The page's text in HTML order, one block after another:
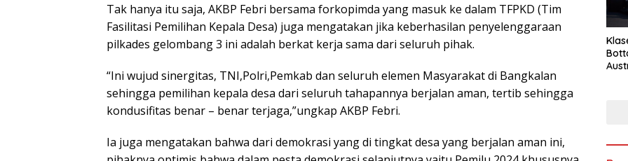
Tak hanya itu saja, AKBP Febri bersama forkopimda yang masuk ke dalam TFPKD (Tim
Fasilitasi Pemilihan Kepala Desa) juga mengatakan jika keberhasilan penyelenggaraan
pilkades gelombang 3 ini adalah berkat kerja sama dari seluruh pihak.
“Ini wujud sinergitas, TNI,Polri,Pemkab dan seluruh elemen Masyarakat di Bangkalan
sehingga pemilihan kepala desa dari seluruh tahapannya berjalan aman, tertib sehingga
kondusifitas benar – benar terjaga,”ungkap AKBP Febri.
Ia juga mengatakan bahwa dari demokrasi yang di tingkat desa yang berjalan aman ini,